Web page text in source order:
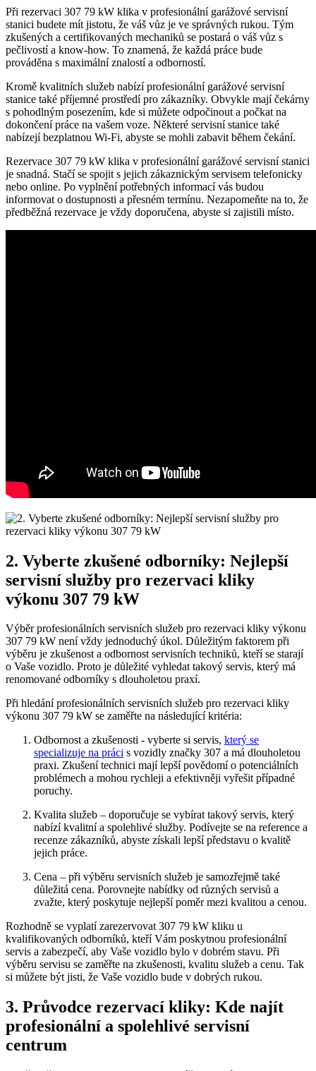
Při ⁣rezervaci 307‍ 79 kW klika v ‌profesionální ⁤garážové ⁢servisní
stanici ​budete mít jistotu, že ‍váš vůz je ve správných rukou. Tým
zkušených a ‌certifikovaných mechaniků se postará o váš vůz s
pečlivostí ⁤a know-how. To znamená, že každá práce bude
prováděna s maximální ‌znalostí a odborností.
Kromě kvalitních ⁣služeb nabízí ​profesionální⁣ garážové servisní
stanice také příjemné prostředí pro ⁤zákazníky. Obvykle mají čekárny
s ​pohodlným posezením, kde si můžete odpočinout a počkat na
dokončení práce na vašem ​voze. ⁤Některé servisní stanice také
nabízejí bezplatnou ⁣Wi-Fi, abyste se mohli zabavit ‌během čekání.
Rezervace ‍307⁣ 79 kW klika v profesionální garážové servisní stanici
je‍ snadná. Stačí se spojit s jejich zákaznickým⁣ servisem ‍telefonicky​
nebo online. Po ​vyplnění potřebných informací vás budou
informovat‍ o dostupnosti a ‌přesném termínu. Nezapomeňte na to, že⁣
předběžná rezervace je vždy​ doporučena, abyste si zajistili místo.
2.‍ Vyberte zkušené odborníky: Nejlepší
servisní služby pro ⁤rezervaci kliky
výkonu 307 79 kW
Výběr profesionálních servisních‌ služeb ⁤pro rezervaci​ kliky výkonu​
307 79 kW není vždy​ jednoduchý úkol. Důležitým faktorem při⁣
výběru je​ zkušenost a odbornost servisních techniků, kteří se starají⁢
o Vaše ⁣vozidlo.⁤ Proto‍ je důležité vyhledat takový servis, který má
renomované odborníky s dlouholetou praxí.
Při ​hledání profesionálních servisních služeb pro rezervaci‌ kliky
výkonu ⁢307 79‌ kW se ⁤zaměřte na následující kritéria:
Odbornost a ‌zkušenosti -⁢ vyberte si servis,‍ který‌ se
⁤specializuje na práci s vozidly⁢ značky 307 ‍a má ⁣dlouholetou⁢
praxi.⁤ Zkušení technici mají lepší povědomí o⁢ potenciálních
problémech a ⁤mohou rychleji ​a efektivněji vyřešit případné ​
poruchy.
Kvalita služeb – doporučuje ​se vybírat takový​ servis, který‍
nabízí kvalitní a spolehlivé⁤ služby. Podívejte se na reference a
recenze zákazníků, abyste⁤ získali⁢ lepší představu o kvalitě
jejich práce.
Cena – při výběru servisních služeb je samozřejmě také
důležitá ⁤cena. Porovnejte nabídky od různých⁤ servisů a
zvažte, který ‍poskytuje nejlepší ‍poměr mezi kvalitou ‍a cenou.
Rozhodně ⁤se⁤ vyplatí zarezervovat 307 79 kW ⁢kliku u
kvalifikovaných odborníků, kteří Vám poskytnou profesionální
servis a zabezpečí, aby Vaše vozidlo bylo v‌ dobrém stavu. Při
výběru servisu se ‍zaměřte na ⁣zkušenosti, kvalitu⁣ služeb a cenu. Tak
si můžete být jisti, ‍že Vaše vozidlo bude v dobrých ⁤rukou.
3. Průvodce rezervací kliky: Kde najít​
profesionální ​a spolehlivé servisní
centrum